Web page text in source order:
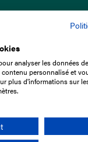
analyser les données
personnalisé et
plus d'informations sur